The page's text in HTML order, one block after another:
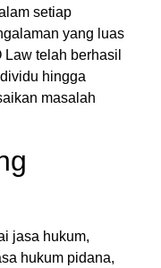
setiap
yang luas
telah berhasil
hingga
masalah
jasa hukum,
hukum pidana,